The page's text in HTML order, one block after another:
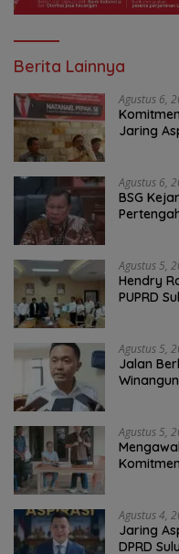
Berita Lainnya
Agustus 6,
Jaring
Agustus 6,
BSG
Agustus 5,
Hendry
PUPRD
Agustus 5,
Jalan
Agustus 5,
Agustus 4,
Jaring
DPRD